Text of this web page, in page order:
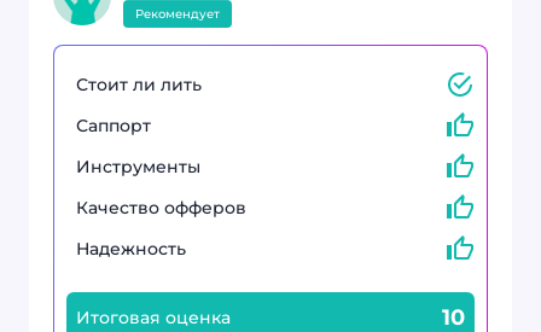
Рекомендует
Стоит ли лить
Саппорт
Инструменты
Качество офферов
Надежность
Итоговая оценка 10